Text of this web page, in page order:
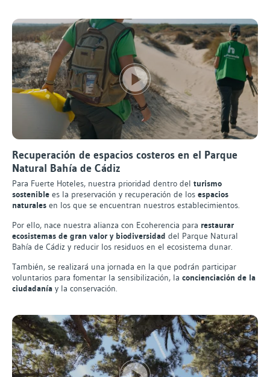
Recuperación de espacios costeros en el Parque
Natural Bahía de Cádiz
Para Fuerte Hoteles, nuestra prioridad dentro del turismo
sostenible es la preservación y recuperación de los espacios
naturales en los que se encuentran nuestros establecimientos.
Por ello, nace nuestra alianza con Ecoherencia para restaurar
ecosistemas de gran valor y biodiversidad del Parque Natural
Bahía de Cádiz y reducir los residuos en el ecosistema dunar.
También, se realizará una jornada en la que podrán participar
voluntarios para fomentar la sensibilización, la concienciación de la
ciudadanía y la conservación.